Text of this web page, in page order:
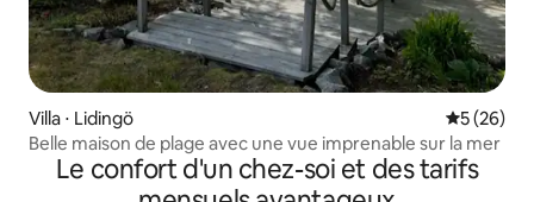
Villa ⋅ Lidingö
5 (26)
Belle maison de plage avec une vue imprenable sur la mer
Le confort d'un chez-soi et des tarifs